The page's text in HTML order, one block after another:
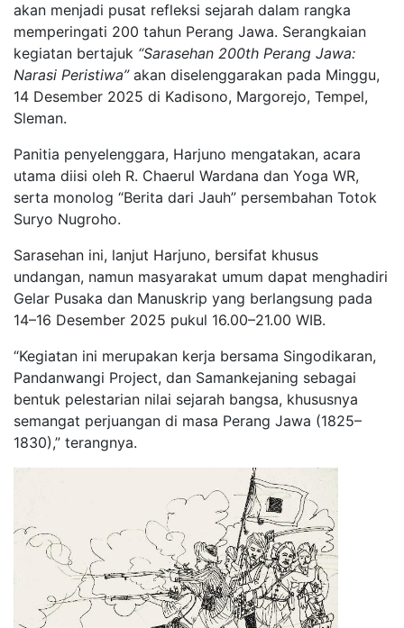
akan menjadi pusat refleksi sejarah dalam rangka
memperingati 200 tahun Perang Jawa. Serangkaian
kegiatan bertajuk “Sarasehan 200th Perang Jawa:
Narasi Peristiwa”akan diselenggarakan pada Minggu,
14 Desember 2025 di Kadisono, Margorejo, Tempel,
Sleman.
Panitia penyelenggara, Harjuno mengatakan, acara
utama diisi oleh R. Chaerul Wardana dan Yoga WR,
serta monolog “Berita dari Jauh” persembahan Totok
Suryo Nugroho.
Sarasehan ini, lanjut Harjuno, bersifat khusus
undangan, namun masyarakat umum dapat menghadiri
Gelar Pusaka dan Manuskrip yang berlangsung pada
14–16 Desember 2025 pukul 16.00–21.00 WIB.
“Kegiatan ini merupakan kerja bersama Singodikaran,
Pandanwangi Project, dan Samankejaning sebagai
bentuk pelestarian nilai sejarah bangsa, khususnya
semangat perjuangan di masa Perang Jawa (1825–
1830),” terangnya.